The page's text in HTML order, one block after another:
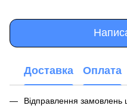
Доставка Оплата
Відправлення замовлень